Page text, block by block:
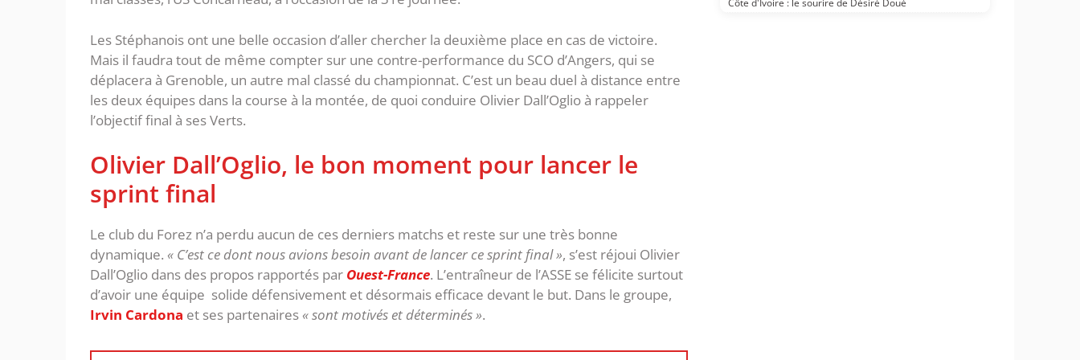
Les Stéphanois ont une belle occasion d’aller chercher la deuxième place en cas de victoire.
Mais il faudra tout de même compter sur une contre-performance du SCO d’Angers, qui se
déplacera à Grenoble, un autre mal classé du championnat. C’est un beau duel à distance entre
les deux équipes dans la course à la montée, de quoi conduire Olivier Dall’Oglio à rappeler
l’objectif final à ses Verts.
Olivier Dall’Oglio, le bon moment pour lancer le
sprint final
Le club du Forez n’a perdu aucun de ces derniers matchs et reste sur une très bonne
dynamique. « C’est ce dont nous avions besoin avant de lancer ce sprint final », s’est réjoui Olivier
Dall’Oglio dans des propos rapportés par Ouest-France. L’entraîneur de l’ASSE se félicite surtout
d’avoir une équipe solide défensivement et désormais efficace devant le but. Dans le groupe,
Irvin Cardona et ses partenaires« sont motivés et déterminés ».
Côte d'Ivoire : le sourire de Désiré Doué